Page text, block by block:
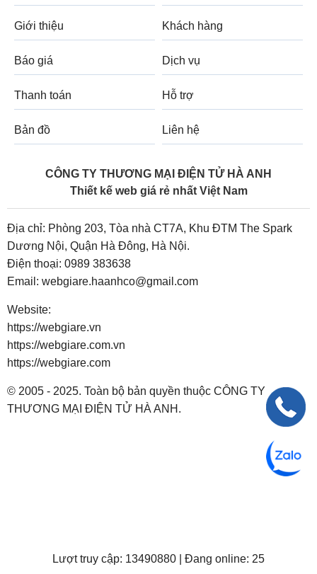
Giới thiệu Khách hàng
Báo giá Dịch vụ
Thanh toán Hỗ trợ
Bản đồ Liên hệ
CÔNG TY THƯƠNG MẠI ĐIỆN TỬ HÀ ANH
Thiết kế web giá rẻ nhất Việt Nam
Địa chỉ: Phòng 203, Tòa nhà CT7A, Khu ĐTM The Spark
Dương Nội, Quận Hà Đông, Hà Nội.
Điện thoại: 0989 383638
Email: webgiare.haanhco@gmail.com
Website:
https://webgiare.vn
https://webgiare.com.vn
https://webgiare.com
© 2005 - 2025. Toàn bộ bản quyền thuộc CÔNG TY
THƯƠNG MẠI ĐIỆN TỬ HÀ ANH.
Lượt truy cập: 13490880 | Đang online: 25